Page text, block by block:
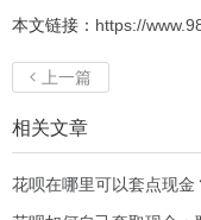
本文链接： https://
 上一篇
相关文章
花呗在哪里可以套点现金